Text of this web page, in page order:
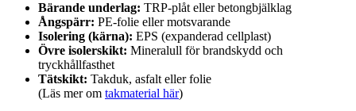
Bärande underlag: TRP-plåt eller betongbjälklag
Ångspärr: PE-folie eller motsvarande
Isolering (kärna): EPS (expanderad cellplast)
Övre isolerskikt: Mineralull för brandskydd och
tryckhållfasthet
Tätskikt: Takduk, asfalt eller folie
(Läs mer om takmaterial här)